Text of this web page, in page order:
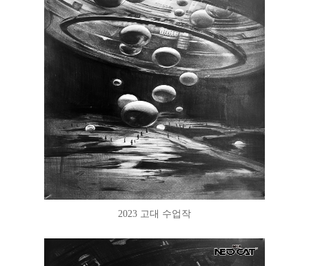
2023 고대 수업작